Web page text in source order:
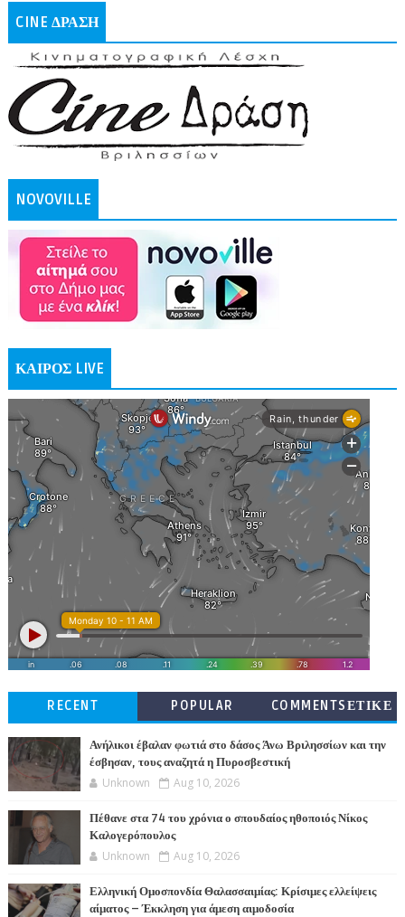
CINE ΔΡΑΣΗ
NOVOVILLE
ΚΑΙΡΟΣ LIVE
RECENT POPULAR
COMMENTSΕΤΙΚΕ
Ανήλικοι έβαλαν φωτιά στο δάσος Άνω Βριλησσίων και την
έσβησαν, τους αναζητά η Πυροσβεστική
Unknown Aug 10, 2026
Πέθανε στα 74 του χρόνια ο σπουδαίος ηθοποιός Νίκος
Καλογερόπουλος
Unknown Aug 10, 2026
Ελληνική Ομοσπονδία Θαλασσαιμίας: Κρίσιμες ελλείψεις
αίματος – Έκκληση για άμεση αιμοδοσία